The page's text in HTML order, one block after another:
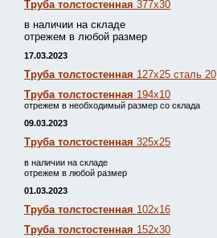
Труба толстостенная 377х30
в наличии на складе
отрежем в любой размер
17.03.2023
Труба толстостенная 127х25 сталь 20
Труба толстостенная 194х10
отрежем в необходимый размер со склада
09.03.2023
Труба толстостенная 325х25
в наличии на складе
отрежем в любой размер
01.03.2023
Труба толстостенная 102х16
Труба толстостенная 152х30